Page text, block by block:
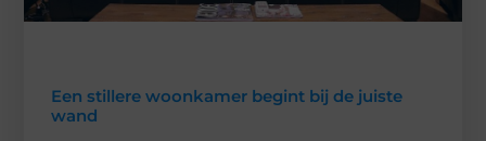
Een stillere woonkamer begint bij de juiste
wand